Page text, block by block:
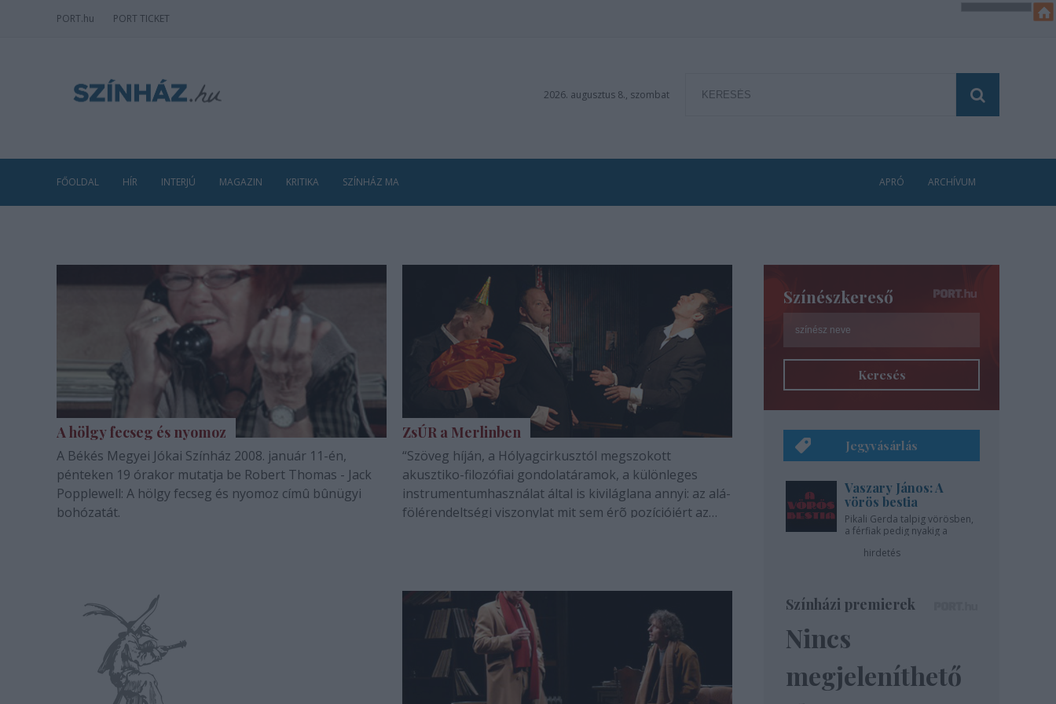
PORT.hu PORT TICKET
2026. augusztus 8., szombat
FŐOLDAL HÍR INTERJÚ MAGAZIN KRITIKA SZÍNHÁZ MA APRÓ ARCHÍVUM
A hölgy fecseg és nyomoz
A Békés Megyei Jókai Színház 2008. január 11-én,
pénteken 19 órakor mutatja be Robert Thomas - Jack
Popplewell: A hölgy fecseg és nyomoz címû bûnügyi
bohózatát.
ZsÚR a Merlinben
“Szöveg híján, a Hólyagcirkusztól megszokott
akusztiko-filozófiai gondolatáramok, a különleges
instrumentumhasználat által is kiviláglana annyi: az alá-
fölérendeltségi viszonylat mit sem érõ pozícióiért az
Színészkereső
Keresés
Jegyvásárlás
Vaszary János: A
vörös bestia
Pikali Gerda talpig vörösben,
a férfiak pedig nyakig a
hirdetés
Színházi premierek
Nincs
megjeleníthető